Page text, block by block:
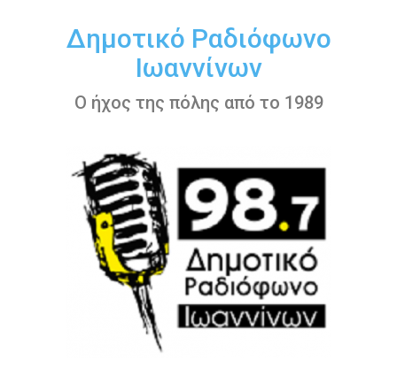
περιεχόμενοΔημοτικό Ραδιόφωνο
Ιωαννίνων
Ο ήχος της πόλης από το 1989